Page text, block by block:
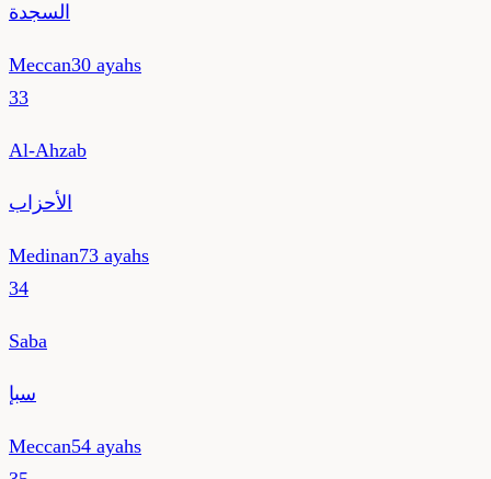
السجدة
Meccan30 ayahs
33
Al-Ahzab
الأحزاب
Medinan73 ayahs
34
Saba
سبإ
Meccan54 ayahs